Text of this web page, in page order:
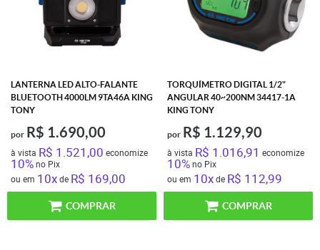
LANTERNA LED ALTO-FALANTE
BLUETOOTH 4000LM 9TA46A KING
TONY
por R$ 1.690,00
à vista R$ 1.521,00 economize
10%no Pix
ou em 10xde R$ 169,00
COMPRAR
TORQUÍMETRO DIGITAL 1/2"
ANGULAR 40~200NM 34417-1A
KING TONY
por R$ 1.129,90
à vista R$ 1.016,91 economize
10%no Pix
ou em 10xde R$ 112,99
COMPRAR